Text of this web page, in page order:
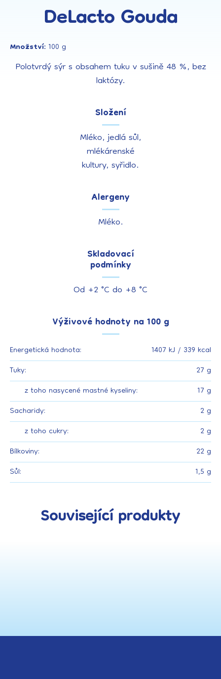
DeLacto Gouda
Množství:100 g
Polotvrdý sýr s obsahem tuku v sušině 48 %, bez
laktózy.
Složení
Mléko, jedlá sůl,
mlékárenské
kultury, syřidlo.
Alergeny
Mléko.
Skladovací
podmínky
Od +2 °C do +8 °C
Výživové hodnoty na 100 g
Energetická hodnota:
1407 kJ / 339 kcal
Tuky:
27 g
z toho nasycené mastné kyseliny:
17 g
Sacharidy:
2 g
z toho cukry:
2 g
Bílkoviny:
22 g
Sůl:
1,5 g
Související produkty